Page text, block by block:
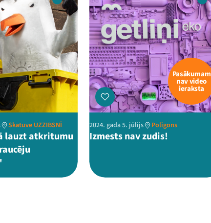
Skatuve UZZIBSNĪ
lauzt atkritumu
Pasākumam
nav video
ieraksta
2024. gada 5. jūlijs Poligons
Izmests nav zudis!